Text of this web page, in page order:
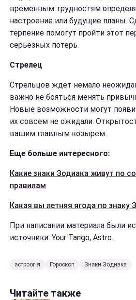
временным трудностям
настроение или будущие планы.
терпение помогут пройти этот
серьезных потерь.
Стрелец
Стрельцов ждет немало
важно не бояться менять
Новые возможности могут
их совсем не ожидали.
вашим главным козырем.
Еще больше интересного:
Какие знаки Зодиака живут по
правилам
Какая вы летняя ягода по знаку
При написании материала были
источники: Your Tango, Astro.
астроогія Гороскоп Знаки Зодиака
Читайте также